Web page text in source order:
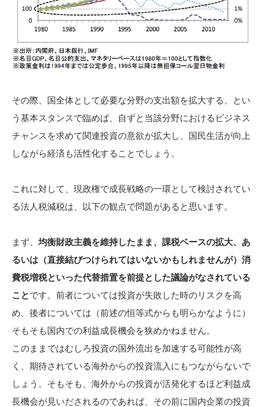
その際、国全体として必要な分野の支出額を拡大する、とい
う基本スタンスで臨めば、自ずと当該分野におけるビジネス
チャンスを求めて関連投資の意欲が拡大し、国民生活が向上
しながら経済も活性化することでしょう。
これに対して、現政権で成長戦略の一環として検討されてい
る法人税減税は、以下の観点で問題があると思います。
まず、均衡財政主義を維持したまま、課税ベースの拡大、あ
るいは（直接結びつけられてはいないかもしれませんが）消
費税増税といった代替措置を前提とした議論がなされている
ことです。前者については投資が失敗した時のリスクを高
め、後者については（前述の恒等式からも明らかなように）
そもそも国内での利益成長機会を狭めかねません。
このままではむしろ投資の国外流出を加速する可能性が高
く、期待されている海外からの投資流入にもつながらないで
しょう。そもそも、海外からの投資が活発化するほど利益成
長機会が見いだされるのであれば、その前に国内企業の投資